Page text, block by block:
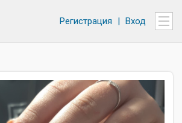
Регистрация | Вход